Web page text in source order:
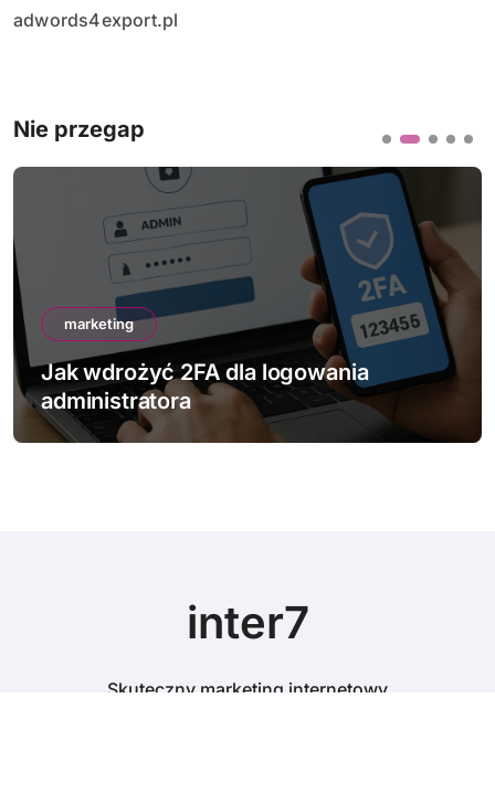
adwords4export.pl
Nie przegap
marketing
Jak wdrożyć 2FA dla logowania
administratora
inter7
Skuteczny marketing internetowy